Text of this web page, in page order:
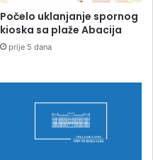
Počelo uklanjanje spornog
kioska sa plaže Abacija
prije 5 dana